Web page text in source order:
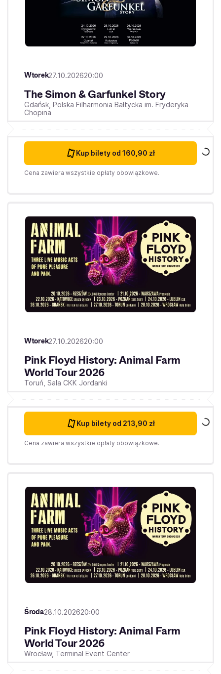
Wtorek27.10.202620:00
The Simon & Garfunkel Story
Gdańsk, Polska Filharmonia Bałtycka im. Fryderyka
Chopina
Kup bilety od 160,90 zł
Cena zawiera wszystkie opłaty obowiązkowe.
Wtorek27.10.202620:00
Pink Floyd History: Animal Farm
World Tour 2026
Toruń, Sala CKK Jordanki
Kup bilety od 213,90 zł
Cena zawiera wszystkie opłaty obowiązkowe.
Środa28.10.202620:00
Pink Floyd History: Animal Farm
World Tour 2026
Wrocław, Terminal Event Center